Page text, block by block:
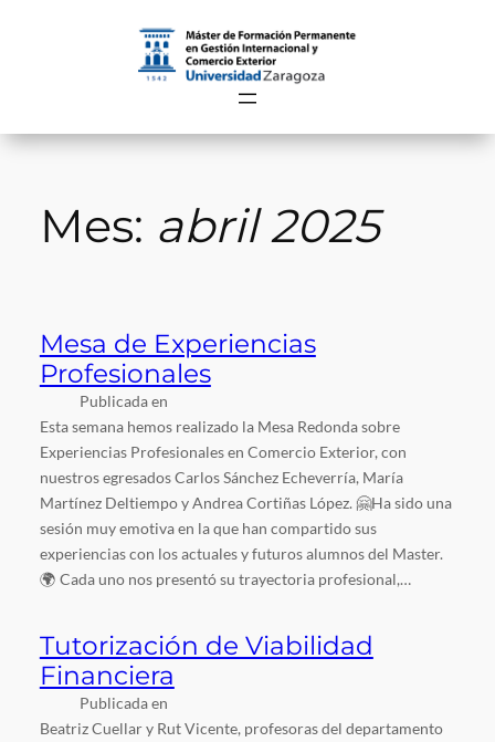
Mes: abril 2025
Mesa de Experiencias
Profesionales
Publicada en
Esta semana hemos realizado la Mesa Redonda sobre
Experiencias Profesionales en Comercio Exterior, con
nuestros egresados Carlos Sánchez Echeverría, María
Martínez Deltiempo y Andrea Cortiñas López. 🤗Ha sido una
sesión muy emotiva en la que han compartido sus
experiencias con los actuales y futuros alumnos del Master.
🌍 Cada uno nos presentó su trayectoria profesional,…
Tutorización de Viabilidad
Financiera
Publicada en
Beatriz Cuellar y Rut Vicente, profesoras del departamento